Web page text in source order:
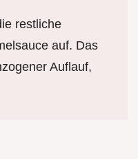
restliche
auf. Das
Auflauf,